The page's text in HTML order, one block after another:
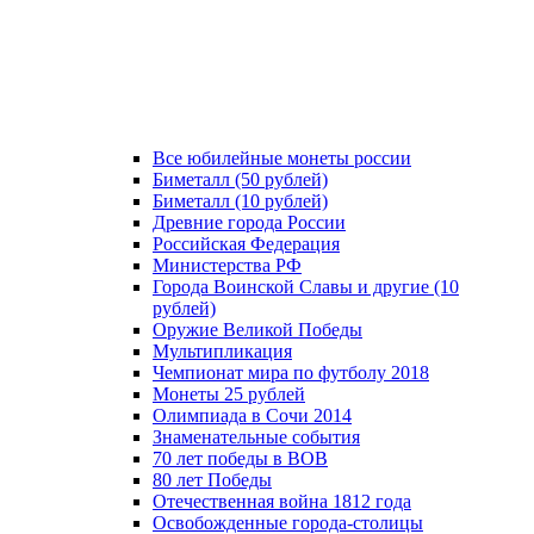
Все юбилейные монеты россии
Биметалл (50 рублей)
Биметалл (10 рублей)
Древние города России
Российская Федерация
Министерства РФ
Города Воинской Славы и другие (10
рублей)
Оружие Великой Победы
Мультипликация
Чемпионат мира по футболу 2018
Монеты 25 рублей
Олимпиада в Сочи 2014
Знаменательные события
70 лет победы в ВОВ
80 лет Победы
Отечественная война 1812 года
Освобожденные города-столицы